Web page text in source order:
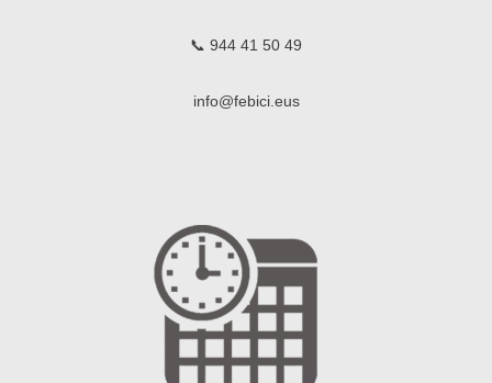
📞 944 41 50 49
info@febici.eus